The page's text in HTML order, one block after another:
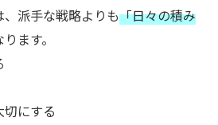
派手な戦略よりも「日々の積み
ます。
切にする